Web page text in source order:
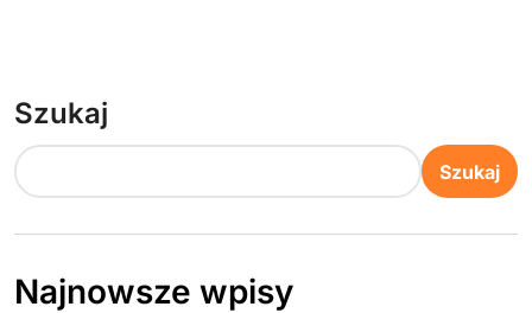
Szukaj
Szukaj
Najnowsze wpisy